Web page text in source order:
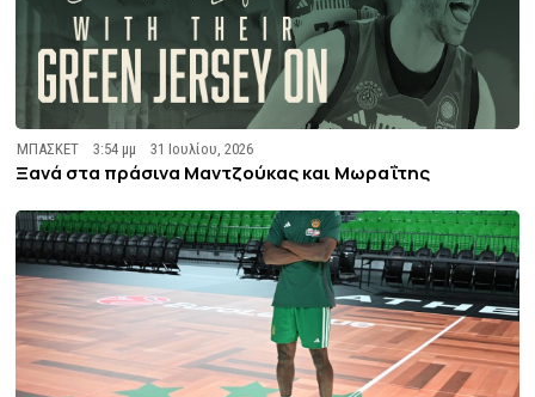
ΜΠΑΣΚΕΤ 3:54 μμ 31 Ιουλίου, 2026
Ξανά στα πράσινα Μαντζούκας και Μωραΐτης